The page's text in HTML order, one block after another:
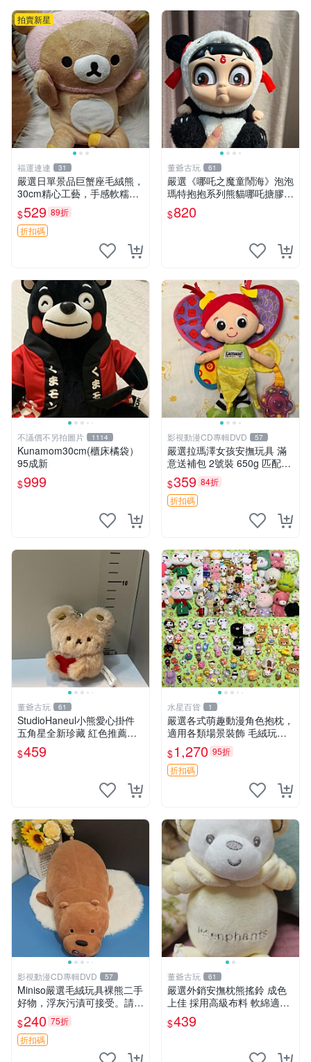
拍賣新星
福運連連 31
嚴選日單景品巨蟹座毛絨熊，
30cm精心工藝，手感軟糯推
薦收藏送人 巨蟹座 毛絨玩具
精緻做工
$529 89折
折扣碼
董爺古玩 61
嚴選《哪吒之魔童鬧海》泡泡
瑪特抱抱系列熊貓哪吒搪膠臉
毛絨， STATE：如圖顯示 哪
吒 毛絨公仔 泡泡瑪特
$820
不議價不另拍圖片 1114
Kunamom30cm(櫃床橘袋）
95成新
$999
影視動漫CD專輯DVD 57
嚴選拉瑪澤女孩安撫玩具 滿
意送補包 2號裝 650g 匹配嬰
幼童舒壓好伴侶 女孩專用 安
心選擇 安撫玩偶 衝包 玩具
$359 84折
折扣碼
董爺古玩 61
StudioHaneul小熊愛心掛件
五角星全新珍藏 紅色推薦收
藏 玩具掛飾 掛件 新品
$459
水星百貨 1
嚴選各式萌趣動漫角色抱枕，
適用各類場景裝飾 毛絨玩
具、卡通抱枕、趣味玩偶
$1,270 95折
折扣碼
影視動漫CD專輯DVD 57
Miniso嚴選毛絨玩具裸熊二手
好物，浮灰污漬可接受。請詳
閱照片再下單，售出不退不
換。全新品相收藏推薦。 裸
熊 毛絨玩具 收藏
$240 75折
折扣碼
董爺古玩 61
嚴選外銷安撫枕熊搖鈴 成色
上佳 採用高級布料 軟綿適合
收藏 安心選購 安撫枕 熊玩具
搖鈴
$439